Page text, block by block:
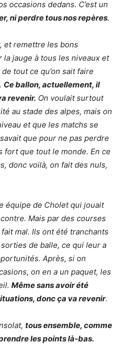
occasions dedans. C’est un
ni perdre tous nos repères.
et remettre les bons
jauge à tous les niveaux et
tout ce qu’on sait faire
Ce ballon, actuellement, il
revenir. On voulait surtout
au stade des alpes, mais on
et que les matchs se
que pour ne pas perdre
fort que tout le monde. En ce
donc voilà, on fait des nuls,
équipe de Cholet qui jouait
Mais par des courses
mal. Ils ont été tranchants
de balle, ce qui leur a
Après, si on
on en a un paquet, les
Même sans avoir été
donc ça va revenir.
tous ensemble, comme
les points là-bas.